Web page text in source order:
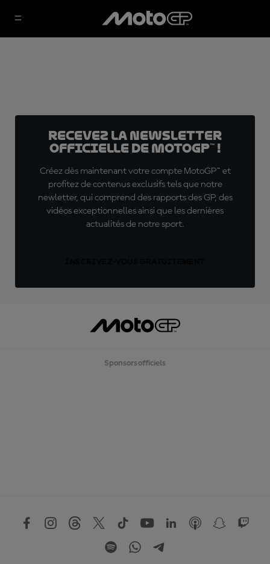
Recevez la Newsletter
officielle de MotoGP™ !
Créez dès maintenant votre compte MotoGP™ et
profitez de contenus exclusifs tels que notre
newletter, qui comprend des rapports des GP, des
vidéos exceptionnelles ainsi que les dernières
actualités de notre sport.
Sponsors officiels